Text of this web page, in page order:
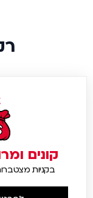
קונים
בקניות מצטברות של